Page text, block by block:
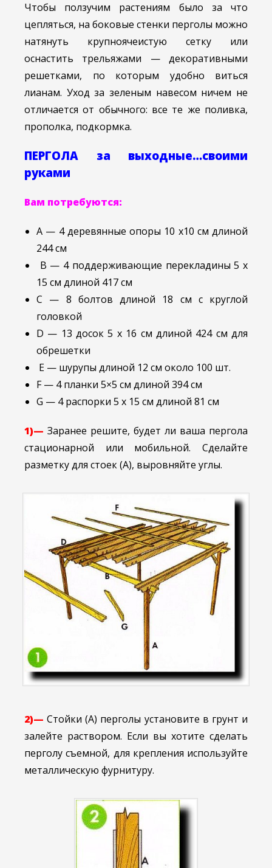
Чтобы ползучим растениям было за что
цепляться, на боковые стенки перголы можно
натянуть крупноячеистую сетку или
оснастить трельяжами — декоративными
решетками, по которым удобно виться
лианам. Уход за зеленым навесом ничем не
отличается от обычного: все те же поливка,
прополка, подкормка.
ПЕРГОЛА за выходные…своими
руками
Вам потребуются:
А — 4 деревянные опоры 10 х10 см длиной
244 см
В — 4 поддерживающие перекладины 5 х
15 см длиной 417 см
С — 8 болтов длиной 18 см с круглой
головкой
D — 13 досок 5 х 16 см длиной 424 см для
обрешетки
Е — шурупы длиной 12 см около 100 шт.
F — 4 планки 5×5 см длиной 394 см
G — 4 распорки 5 х 15 см длиной 81 см
1)— Заранее решите, будет ли ваша пергола
стационарной или мобильной. Сделайте
разметку для стоек (А), выровняйте углы.
2)— Стойки (А) перголы установите в грунт и
залейте раствором. Если вы хотите сделать
перголу съемной, для крепления используйте
металлическую фурнитуру.